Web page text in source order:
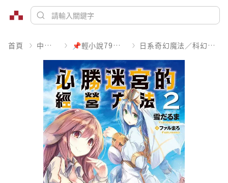
首頁 中文書 📌輕小說79折起 日系奇幻魔法／科幻冒險